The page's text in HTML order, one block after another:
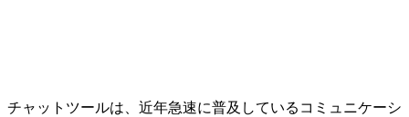
チャットツールは、近年急速に普及しているコミュニケーシ